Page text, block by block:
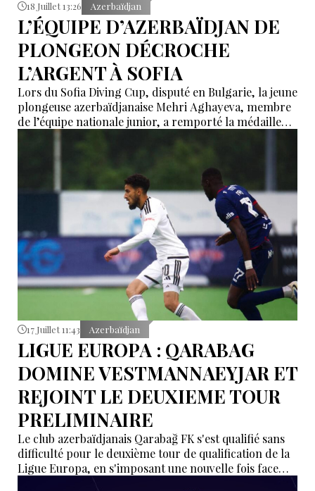
18 Juillet 13:26 Azerbaïdjan
L’ÉQUIPE D’AZERBAÏDJAN DE
PLONGEON DÉCROCHE
L’ARGENT À SOFIA
Lors du Sofia Diving Cup, disputé en Bulgarie, la jeune
plongeuse azerbaïdjanaise Mehri Aghayeva, membre
de l’équipe nationale junior, a remporté la médaille
d’argent dans l’épreuve du tremplin de 1 mètre,
catégorie filles (groupe E). L’athlète a obtenu 115,20
points, se classant 2e parmi 15 participantes.
17 Juillet 11:43 Azerbaïdjan
LIGUE EUROPA : QARABAG
DOMINE VESTMANNAEYJAR ET
REJOINT LE DEUXIEME TOUR
PRELIMINAIRE
Le club azerbaïdjanais Qarabağ FK s'est qualifié sans
difficulté pour le deuxième tour de qualification de la
Ligue Europa, en s'imposant une nouvelle fois face
aux Islandais de Vestri, jeudi soir à Reykjavik.